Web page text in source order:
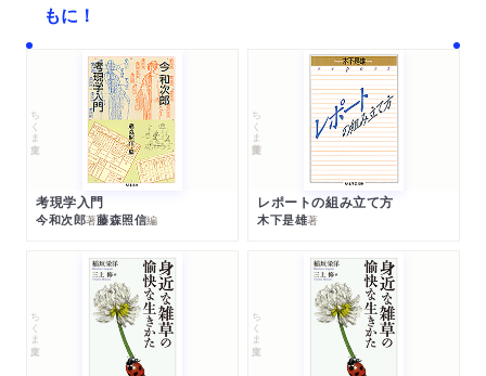
もに！
ちくま文庫
考現学入門
今和次郎著藤森照信編
ちくま学芸文庫
レポートの組み立て方
木下是雄著
ちくま文庫 ちくま文庫